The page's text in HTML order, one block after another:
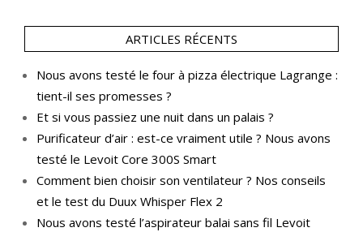
ARTICLES RÉCENTS
Nous avons testé le four à pizza électrique Lagrange :
tient-il ses promesses ?
Et si vous passiez une nuit dans un palais ?
Purificateur d’air : est-ce vraiment utile ? Nous avons
testé le Levoit Core 300S Smart
Comment bien choisir son ventilateur ? Nos conseils
et le test du Duux Whisper Flex 2
Nous avons testé l’aspirateur balai sans fil Levoit